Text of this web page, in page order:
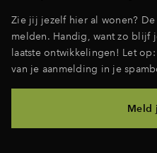
Zie jij jezelf hier al wonen?
melden. Handig, want zo
laatste ontwikkelingen! Let
van je aanmelding in je
Meld